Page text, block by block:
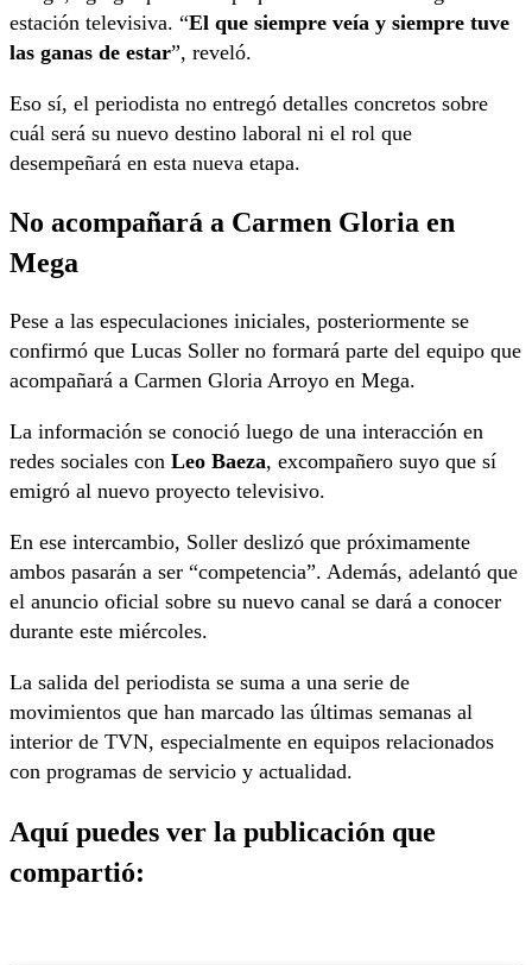
estación televisiva. “El que siempre veía y siempre tuve
las ganas de estar”, reveló.
Eso sí, el periodista no entregó detalles concretos sobre
cuál será su nuevo destino laboral ni el rol que
desempeñará en esta nueva etapa.
No acompañará a Carmen Gloria en
Mega
Pese a las especulaciones iniciales, posteriormente se
confirmó que Lucas Soller no formará parte del equipo que
acompañará a Carmen Gloria Arroyo en Mega.
La información se conoció luego de una interacción en
redes sociales con Leo Baeza, excompañero suyo que sí
emigró al nuevo proyecto televisivo.
En ese intercambio, Soller deslizó que próximamente
ambos pasarán a ser “competencia”. Además, adelantó que
el anuncio oficial sobre su nuevo canal se dará a conocer
durante este miércoles.
La salida del periodista se suma a una serie de
movimientos que han marcado las últimas semanas al
interior de TVN, especialmente en equipos relacionados
con programas de servicio y actualidad.
Aquí puedes ver la publicación que
compartió: